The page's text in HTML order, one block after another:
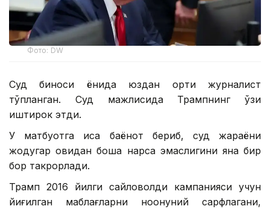
Фото: DW
Суд биноси ёнида юздан ортиқ журналист
тўпланган. Суд мажлисида Трампнинг ўзи
иштирок этди.
У матбуотга қисқа баёнот бериб, суд жараёни
жодугар овидан бошқа нарса эмаслигини яна бир
бор такрорлади.
Трамп 2016 йилги сайловолди кампанияси учун
йиғилган маблағларни ноқонуний сарфлагани,